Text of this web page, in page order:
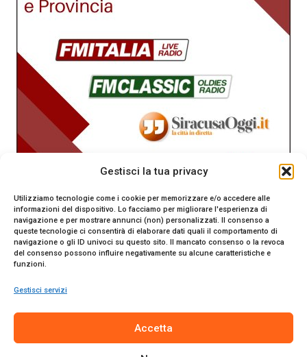
Gestisci la tua privacy
Utilizziamo tecnologie come i cookie per memorizzare e/o accedere alle
informazioni del dispositivo. Lo facciamo per migliorare l'esperienza di
navigazione e per mostrare annunci (non) personalizzati. Il consenso a
queste tecnologie ci consentirà di elaborare dati quali il comportamento di
navigazione o gli ID univoci su questo sito. Il mancato consenso o la revoca
del consenso possono influire negativamente su alcune caratteristiche e
funzioni.
Gestisci servizi
Accetta
Tribunale di Siracusa. Direttore responsabile Gianni Catania.